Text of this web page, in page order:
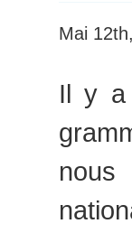
Mai
Il y a